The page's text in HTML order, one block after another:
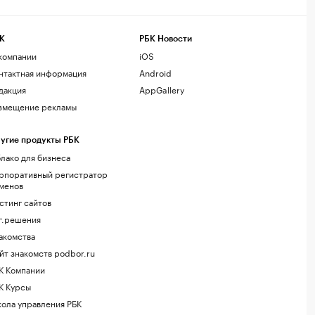
информация
рекламы
продукты РБК
для бизнеса
регистратор
сайтов
знакомств podbor.ru
Компании
Курсы
управления РБК
РБК Новости
iOS
Android
AppGallery